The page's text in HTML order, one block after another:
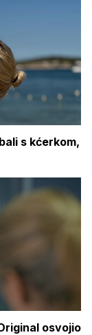
s kćerkom,
osvojio